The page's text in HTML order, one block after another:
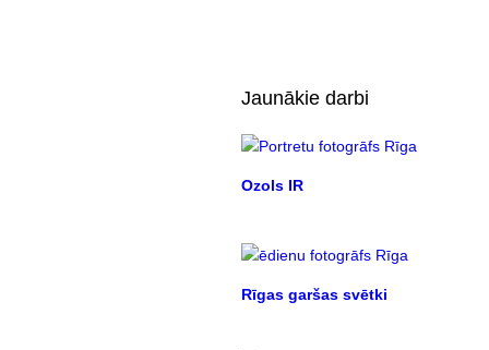
Jaunākie darbi
Ozols IR
Rīgas garšas svētki